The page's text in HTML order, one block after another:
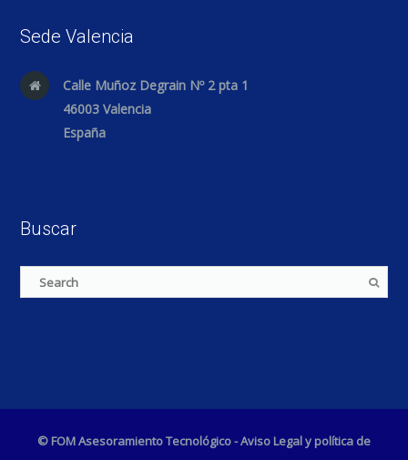
Sede Valencia
Calle Muñoz Degrain Nº 2 pta 1
46003 Valencia
España
Buscar
© FOM Asesoramiento Tecnológico -Aviso Legal y política de